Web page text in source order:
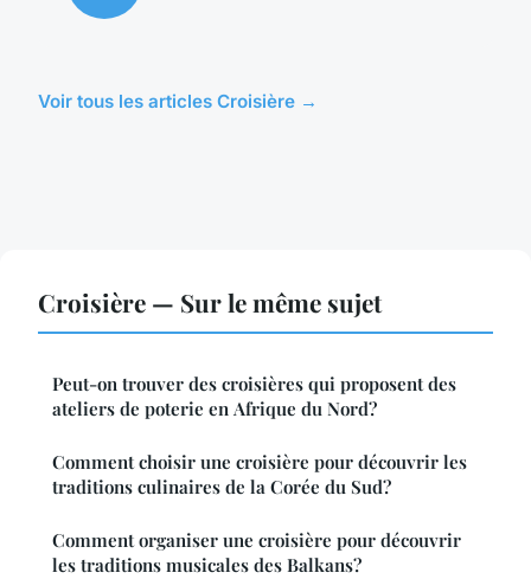
Voir tous les articles Croisière →
Croisière — Sur le même sujet
Peut-on trouver des croisières qui proposent des
ateliers de poterie en Afrique du Nord?
Comment choisir une croisière pour découvrir les
traditions culinaires de la Corée du Sud?
Comment organiser une croisière pour découvrir
les traditions musicales des Balkans?